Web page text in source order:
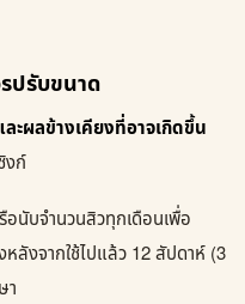
ปรับขนาด
ผลข้างเคียงที่อาจเกิดขึ้น
งก์
อนับจำนวนสิวทุกเดือนเพื่อ
ลังจากใช้ไปแล้ว 12 สัปดาห์ (3
า